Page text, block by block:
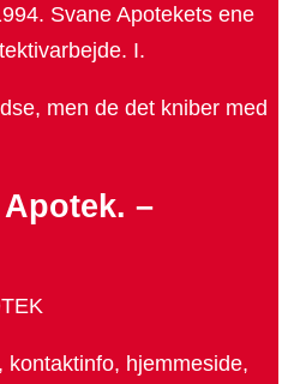
Svane Apotekets ene
I.
men de det kniber med
–
kontaktinfo, hjemmeside,